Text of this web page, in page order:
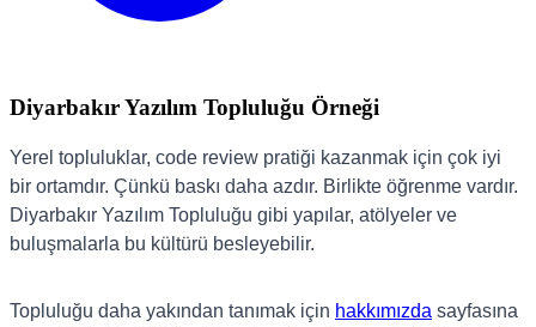
Diyarbakır Yazılım Topluluğu Örneği
Yerel topluluklar, code review pratiği kazanmak için çok iyi
bir ortamdır. Çünkü baskı daha azdır. Birlikte öğrenme vardır.
Diyarbakır Yazılım Topluluğu gibi yapılar, atölyeler ve
buluşmalarla bu kültürü besleyebilir.
Topluluğu daha yakından tanımak için hakkımızda sayfasına